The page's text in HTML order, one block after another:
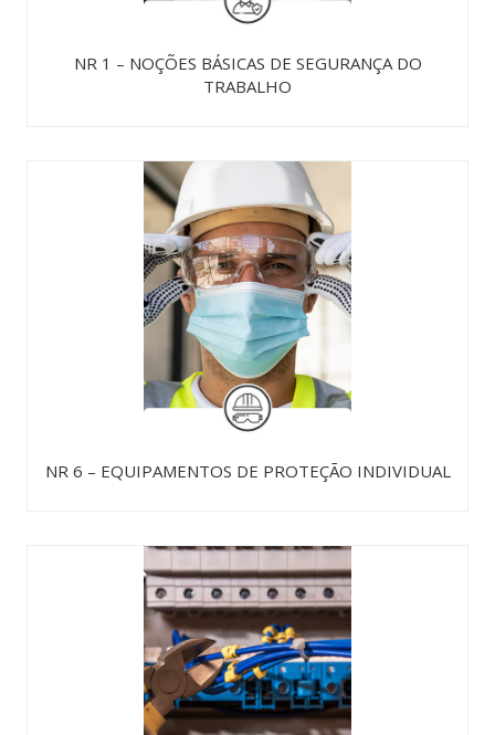
NR 1 – NOÇÕES BÁSICAS DE SEGURANÇA DO
TRABALHO
NR 6 – EQUIPAMENTOS DE PROTEÇÃO INDIVIDUAL